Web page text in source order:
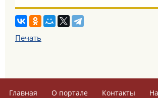
Печать
Главная О портале Контакты